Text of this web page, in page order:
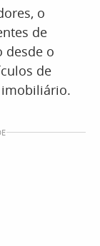
o
de
desde o
de
imobiliário.